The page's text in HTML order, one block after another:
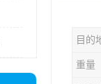
目的
重量